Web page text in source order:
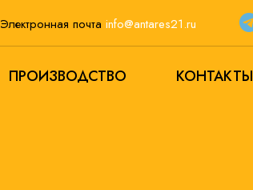
Электронная почта info@antares21.ru
ПРОИЗВОДСТВО КОНТАКТЫ